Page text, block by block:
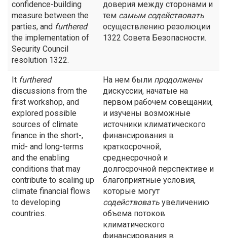
confidence-building
measure between the
parties, and furthered
the implementation of
Security Council
resolution 1322.
доверия между сторонами и
тем самым содействовать
осуществлению резолюции
1322 Совета Безопасности.
It furthered
discussions from the
first workshop, and
explored possible
sources of climate
finance in the short-,
mid- and long-terms
and the enabling
conditions that may
contribute to scaling up
climate financial flows
to developing
countries.
На нем были продолжены
дискуссии, начатые на
первом рабочем совещании,
и изучены возможные
источники климатического
финансирования в
краткосрочной,
среднесрочной и
долгосрочной перспективе и
благоприятные условия,
которые могут
содействовать увеличению
объема потоков
климатического
финансирования в